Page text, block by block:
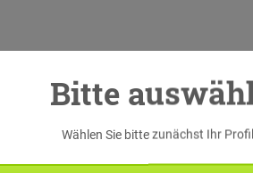
Bitte
Wählen Sie bitte zunächst Ihr